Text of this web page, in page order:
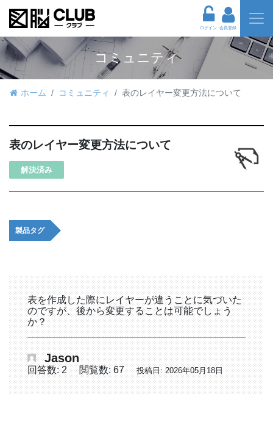
ログイン 会員登録
コミュニティ
ホーム コミュニティ 表のレイヤー変更方法について
表のレイヤー変更方法について
解決済み
製品タグ
表を作成した際にレイヤーが違うことに気づいた
のですが、後から変更することは可能でしょう
か？
Jason
回答数: 2 閲覧数: 67 投稿日: 2026年05月18日